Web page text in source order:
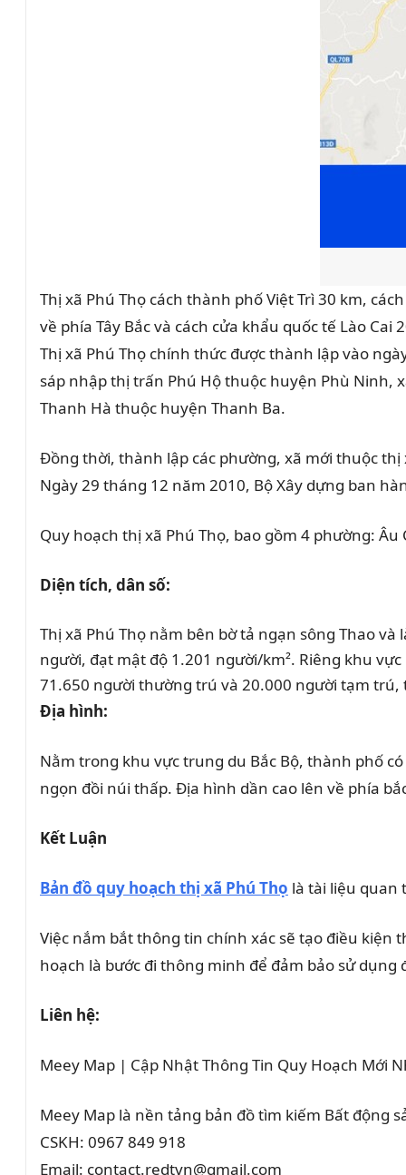
Thị xã Phú Thọ cách thành phố Việt Trì 30 km,
về phía Tây Bắc và cách cửa khẩu quốc tế Lào Cai
Thị xã Phú Thọ chính thức được thành lập vào
sáp nhập thị trấn Phú Hộ thuộc huyện Phù Ninh,
Thanh Hà thuộc huyện Thanh Ba.
Đồng thời, thành lập các phường, xã mới thuộc thị
Ngày 29 tháng 12 năm 2010, Bộ Xây dựng ban
Quy hoạch thị xã Phú Thọ, bao gồm 4 phường:
Diện tích, dân số:
Thị xã Phú Thọ nằm bên bờ tả ngạn sông Thao
người, đạt mật độ 1.201 người/km². Riêng khu
71.650 người thường trú và 20.000 người tạm trú,
Địa hình:
Nằm trong khu vực trung du Bắc Bộ, thành phố
ngọn đồi núi thấp. Địa hình dần cao lên về phía
Kết Luận
Bản đồ quy hoạch thị xã Phú Thọ là tài liệu quan
Việc nắm bắt thông tin chính xác sẽ tạo điều
hoạch là bước đi thông minh để đảm bảo sử
Liên hệ:
Meey Map | Cập Nhật Thông Tin Quy Hoạch Mới
Meey Map là nền tảng bản đồ tìm kiếm Bất động
CSKH: 0967 849 918
Email: contact.redtvn@gmail.com